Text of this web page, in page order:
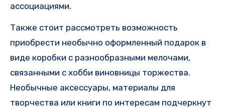
ассоциациями.
Также стоит рассмотреть возможность
приобрести необычно оформленный подарок в
виде коробки с разнообразными мелочами,
связанными с хобби виновницы торжества.
Необычные аксессуары, материалы для
творчества или книги по интересам подчеркнут